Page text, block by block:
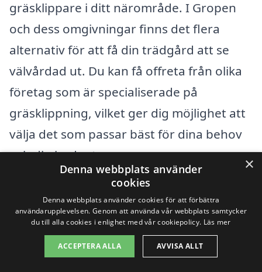
gräsklippare i ditt närområde. I Gropen
och dess omgivningar finns det flera
alternativ för att få din trädgård att se
välvårdad ut. Du kan få offreta från olika
företag som är specialiserade på
gräsklippning, vilket ger dig möjlighet att
välja det som passar bäst för dina behov
och din budget.
Om du söker gräsklippningstjänster i
närliggande städer finns det många
alternativ att överväga. Här är några
städer i närheten där du kan hitta
×
Denna webbplats använder
cookies
Denna webbplats använder cookies för att förbättra
användarupplevelsen. Genom att använda vår webbplats samtycker
du till alla cookies i enlighet med vår cookiepolicy. Läs mer
ACCEPTERA ALLA AVVISA ALLT